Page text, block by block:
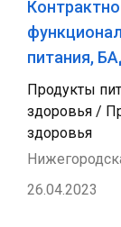
питания,
Продукты
здоровья /
здоровья
26.04.2023